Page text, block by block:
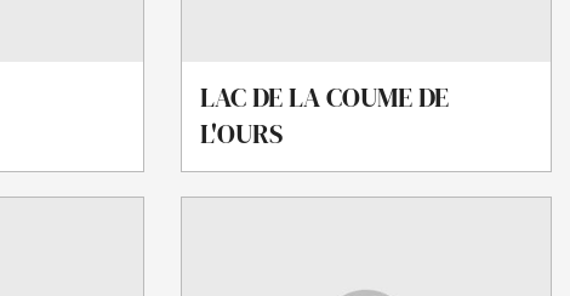
LAC DE LA COUME DE
L'OURS